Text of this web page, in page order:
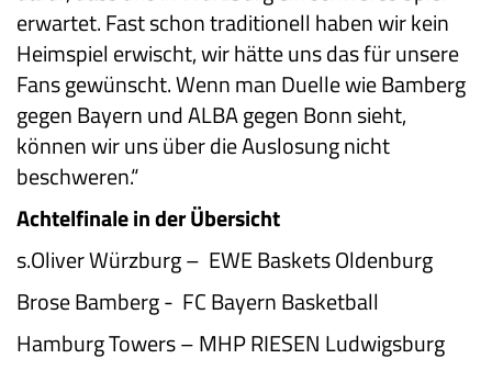
erwartet. Fast schon traditionell haben wir kein
Heimspiel erwischt, wir hätte uns das für unsere
Fans gewünscht. Wenn man Duelle wie Bamberg
gegen Bayern und ALBA gegen Bonn sieht,
können wir uns über die Auslosung nicht
beschweren.“
Achtelfinale in der Übersicht
s.Oliver Würzburg – EWE Baskets Oldenburg
Brose Bamberg - FC Bayern Basketball
Hamburg Towers – MHP RIESEN Ludwigsburg